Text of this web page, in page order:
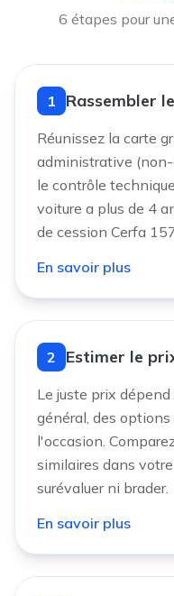
6 étapes pour
1 Rassembler
Réunissez la carte
administrative
le contrôle
voiture a plus de 4
de cession Cerfa
En savoir plus
2 Estimer le
Le juste prix
général, des
l'occasion.
similaires dans
surévaluer ni brader.
En savoir plus